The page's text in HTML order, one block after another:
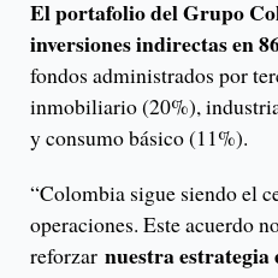
El portafolio del Grupo
inversiones indirectas en
fondos administrados por
inmobiliario (20%),
y consumo básico (11%).
“Colombia sigue siendo el
operaciones. Este acuerdo
reforzar nuestra estrategia